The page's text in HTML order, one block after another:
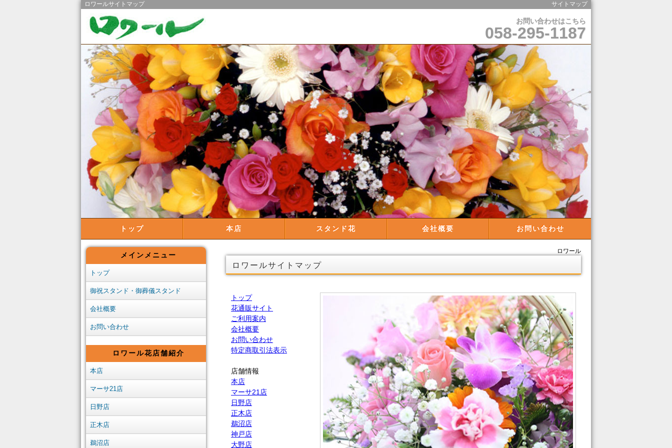
ロワールサイトマップ サイトマップ
お問い合わせはこちら
058-295-1187
トップ 本店 スタンド花 会社概要 お問い合わせ
メインメニュー
トップ
御祝スタンド・御葬儀スタンド
会社概要
お問い合わせ
ロワール花店舗紹介
本店
マーサ21店
日野店
正木店
鵜沼店
ロワール
ロワールサイトマップ
トップ
花通販サイト
ご利用案内
会社概要
お問い合わせ
特定商取引法表示
店舗情報
本店
マーサ21店
日野店
正木店
鵜沼店
神戸店
大野店